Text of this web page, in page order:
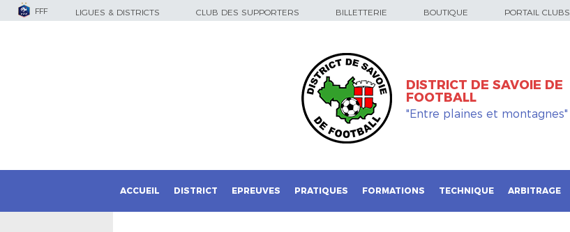
FFF LIGUES & DISTRICTS CLUB DES SUPPORTERS BILLETTERIE BOUTIQUE PORTAIL CLUBS
DISTRICT DE SAVOIE DE
FOOTBALL
"Entre plaines et montagnes"
ACCUEIL DISTRICT EPREUVES PRATIQUES FORMATIONS TECHNIQUE ARBITRAGE